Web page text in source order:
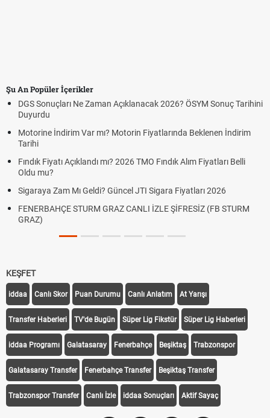
Şu An Popüler İçerikler
DGS Sonuçları Ne Zaman Açıklanacak 2026? ÖSYM Sonuç Tarihini
Duyurdu
Motorine İndirim Var mı? Motorin Fiyatlarında Beklenen İndirim
Tarihi
Fındık Fiyatı Açıklandı mı? 2026 TMO Fındık Alım Fiyatları Belli
Oldu mu?
Sigaraya Zam Mı Geldi? Güncel JTI Sigara Fiyatları 2026
FENERBAHÇE STURM GRAZ CANLI İZLE ŞİFRESİZ (FB STURM
GRAZ)
KEŞFET
iddaa Canlı Skor Puan Durumu Canlı Anlatım At Yarışı
Transfer Haberleri TV'de Bugün Süper Lig Fikstür Süper Lig Haberleri
iddaa Programı Galatasaray Fenerbahçe Beşiktaş Trabzonspor
Galatasaray Transfer Fenerbahçe Transfer Beşiktaş Transfer
Trabzonspor Transfer Canlı İzle iddaa Sonuçları Aktif Sayaç